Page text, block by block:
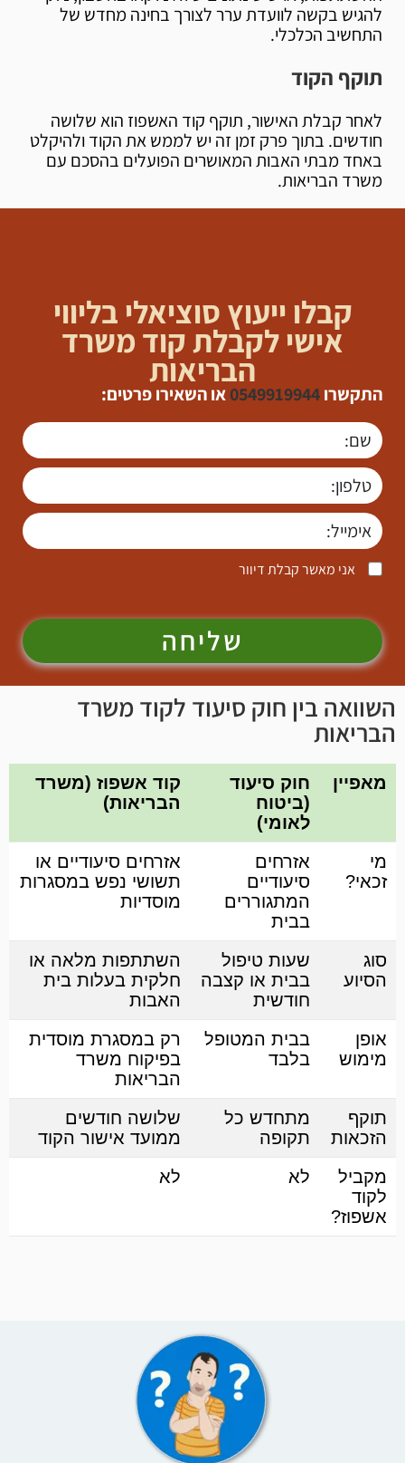
להגיש בקשה לוועדת ערר לצורך בחינה מחדש של
התחשיב הכלכלי.
תוקף הקוד
לאחר קבלת האישור, תוקף קוד האשפוז הוא שלושה
חודשים. בתוך פרק זמן זה יש לממש את הקוד ולהיקלט
באחד מבתי האבות המאושרים הפועלים בהסכם עם
משרד הבריאות.
קבלו ייעוץ סוציאלי בליווי
אישי לקבלת קוד משרד
הבריאות
התקשרו0549919944או השאירו פרטים:
אני מאשר קבלת דיוור
שליחה
השוואה בין חוק סיעוד לקוד משרד
הבריאות
מאפיין
חוק סיעוד
(ביטוח
לאומי)
קוד אשפוז (משרד
הבריאות)
מי
זכאי?
אזרחים
סיעודיים
המתגוררים
בבית
אזרחים סיעודיים או
תשושי נפש במסגרות
מוסדיות
סוג
הסיוע
שעות טיפול
בבית או קצבה
חודשית
השתתפות מלאה או
חלקית בעלות בית
האבות
אופן
מימוש
בבית המטופל
בלבד
רק במסגרת מוסדית
בפיקוח משרד
הבריאות
תוקף
הזכאות
מתחדש כל
תקופה
שלושה חודשים
ממועד אישור הקוד
מקביל
לקוד
אשפוז?
לא לא